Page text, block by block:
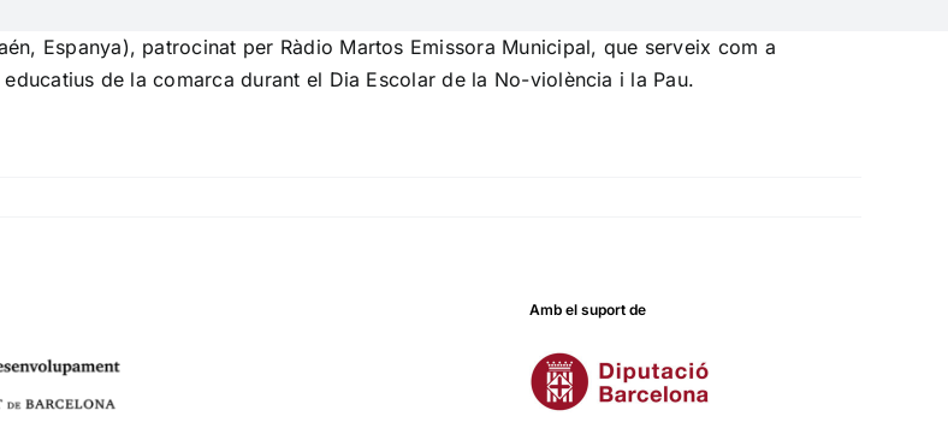
Espanya), patrocinat per Ràdio Martos Emissora Municipal, que serveix com a
de la comarca durant el Dia Escolar de la No-violència i la Pau.
Amb el suport de